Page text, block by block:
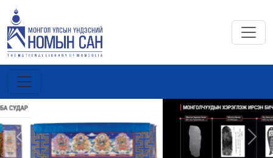
Previous Next